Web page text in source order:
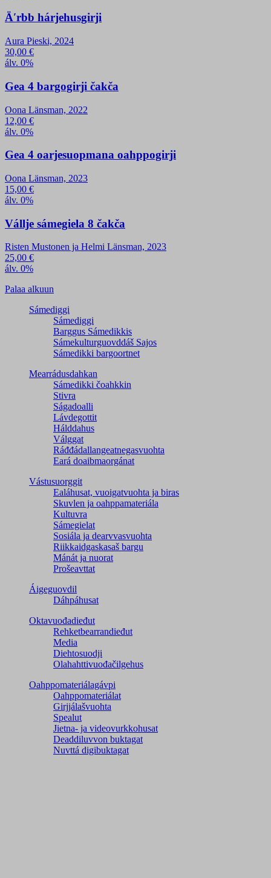
Äʹrbb hárjehusgirji
Aura Pieski, 2024
30,00 €
álv. 0%
Gea 4 bargogirji čakča
Oona Länsman, 2022
12,00 €
álv. 0%
Gea 4 oarjesuopmana oahppogirji
Oona Länsman, 2023
15,00 €
álv. 0%
Vállje sámegiela 8 čakča
Risten Mustonen ja Helmi Länsman, 2023
25,00 €
álv. 0%
Palaa alkuun
Sámediggi
Sámediggi
Barggus Sámedikkis
Sámekulturguovddáš Sajos
Sámedikki bargoortnet
Mearrádusdahkan
Sámedikki čoahkkin
Stivra
Ságadoalli
Lávdegottit
Hálddahus
Válggat
Ráđđádallangeatnegas­vuohta
Eará doaibmaorgánat
Vástusuorggit
Ealáhusat, vuoigatvuohta ja biras
Skuvlen ja oahppamateriála
Kultuvra
Sámegielat
Sosiála ja dearvvasvuohta
Riikkaidgaskasaš bargu
Mánát ja nuorat
Prošeavttat
Áigeguovdil
Dáhpáhusat
Oktavuođadieđut
Rehketbearrandieđut
Media
Diehtosuodji
Olahahttivuođačilgehus
Oahppomateriálagávpi
Oahppomateriálat
Girjjálašvuohta
Spealut
Jietna- ja videovurkkohusat
Deaddiluvvon buktagat
Nuvttá digibuktagat